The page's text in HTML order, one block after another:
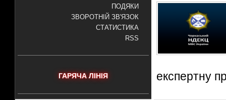
ПОДЯКИ
ЗВОРОТНІЙ ЗВ'ЯЗОК
СТАТИСТИКА
RSS
ГАРЯЧА ЛІНІЯ експертну